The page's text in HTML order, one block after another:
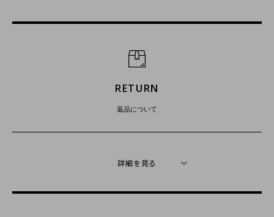
RETURN
返品について
詳細を見る